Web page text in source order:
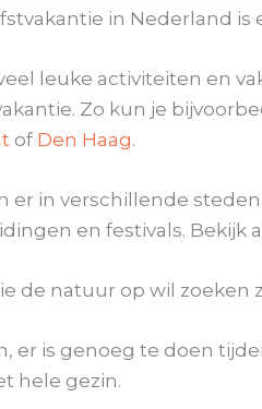
in Nederland
leuke activiteiten en
Zo kun je
of Den Haag.
er in verschillende
en festivals. Bekijk
de natuur op wil zoeken
er is genoeg te doen
hele gezin.